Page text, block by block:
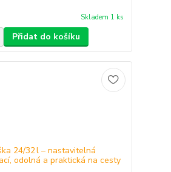
Skladem 1 ks
Přidat do košíku